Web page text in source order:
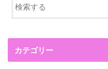
カテゴリー